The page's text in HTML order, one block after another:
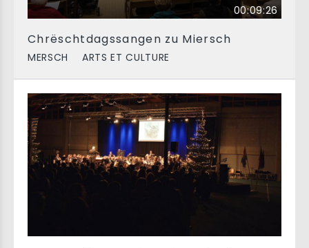
00:09:26
Chrëschtdagssangen zu Miersch
MERSCH ARTS ET CULTURE